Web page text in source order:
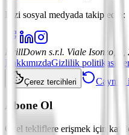
Bizi sosyal medyada takip edin :
DrillDown s.r.l. Viale Isonzo,
HakkımızdaGizlilik politikası
Çerez tercihleri Cayma,
Abone Ol
Özel tekliflere erişmek için